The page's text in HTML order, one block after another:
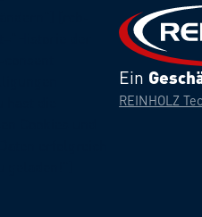
Ein
REINHOLZ